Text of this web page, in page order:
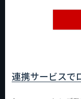
)
連携サービスで